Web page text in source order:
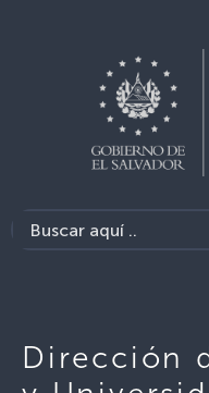
Dirección